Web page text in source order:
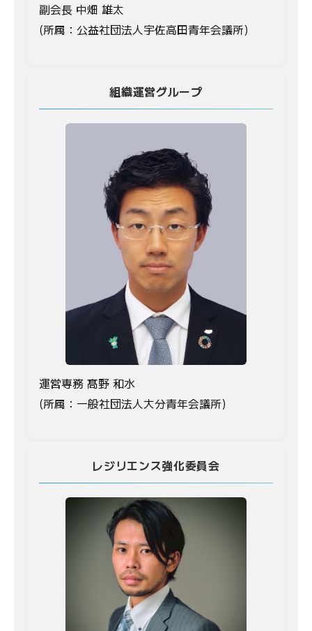
副会長 中畑 雄太
(所属：公益社団法人宇佐高田青年会議所)
組織運営グループ
運営専務 髙野 和水
(所属：一般社団法人大分青年会議所)
レジリエンス強化委員会